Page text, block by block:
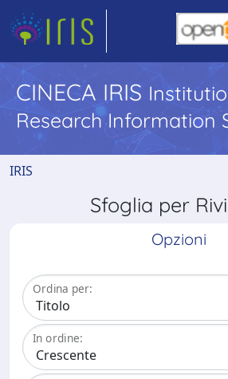
CINECA IRIS
Research Information
IRIS
Sfoglia per
Opzioni
Ordina per:
In ordine: